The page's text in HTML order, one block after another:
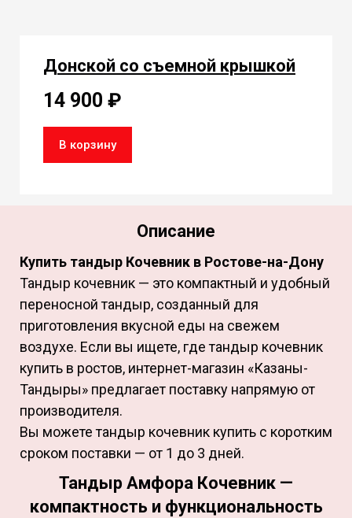
Донской со съемной крышкой
14 900 ₽
В корзину
Описание
Купить тандыр Кочевник в Ростове-на-Дону
Тандыр кочевник — это компактный и удобный
переносной тандыр, созданный для
приготовления вкусной еды на свежем
воздухе. Если вы ищете, где тандыр кочевник
купить в ростов, интернет-магазин «Казаны-
Тандыры» предлагает поставку напрямую от
производителя.
Вы можете тандыр кочевник купить с коротким
сроком поставки — от 1 до 3 дней.
Тандыр Амфора Кочевник —
компактность и функциональность